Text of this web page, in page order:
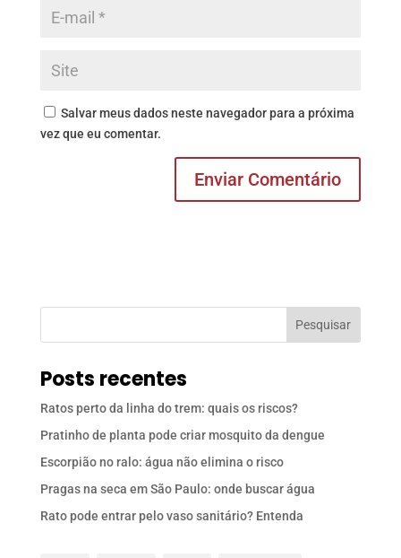
Salvar meus dados neste navegador para a próxima
vez que eu comentar.
Pesquisar
Posts recentes
Ratos perto da linha do trem: quais os riscos?
Pratinho de planta pode criar mosquito da dengue
Escorpião no ralo: água não elimina o risco
Pragas na seca em São Paulo: onde buscar água
Rato pode entrar pelo vaso sanitário? Entenda